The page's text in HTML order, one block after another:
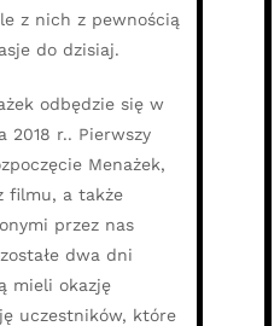
z nich z pewnością
do dzisiaj.
odbędzie się w
2018 r.. Pierwszy
Menażek,
filmu, a także
przez nas
dwa dni
mieli okazję
uczestników, które